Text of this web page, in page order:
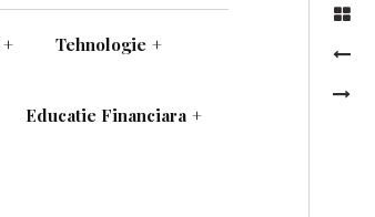
+ Tehnologie +
Educatie Financiara +